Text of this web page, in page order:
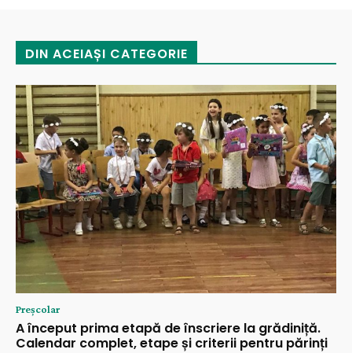
DIN ACEIAȘI CATEGORIE
Preșcolar
A început prima etapă de înscriere la grădiniță.
Calendar complet, etape și criterii pentru părinți